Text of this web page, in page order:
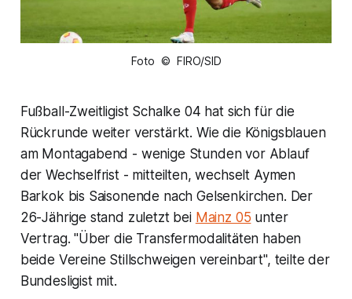
Foto © FIRO/SID
Fußball-Zweitligist Schalke 04 hat sich für die
Rückrunde weiter verstärkt. Wie die Königsblauen
am Montagabend - wenige Stunden vor Ablauf
der Wechselfrist - mitteilten, wechselt Aymen
Barkok bis Saisonende nach Gelsenkirchen. Der
26-Jährige stand zuletzt bei Mainz 05 unter
Vertrag. "Über die Transfermodalitäten haben
beide Vereine Stillschweigen vereinbart", teilte der
Bundesligist mit.